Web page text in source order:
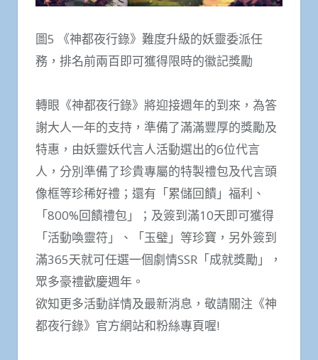
圖5 《神都夜行錄》難度升級的妖靈委派任
務，排名前兩百即可獲得限時的徽記獎勵
轉眼《神都夜行錄》將迎接週年的到來，為答
謝大人一年的支持，準備了滿滿豐厚的獎勵及
特惠，由妖靈妖代言人活動選出的6位代言
人，分別準備了珍貴專屬的特製禮包及代言頭
像框等珍稀好禮；還有「累儲回饋」福利、
「800%回饋禮包」；及簽到滿10天即可獲得
「活動喚靈符」、「玉璧」等珍寶，另外簽到
滿365天就可任選一個劇情SSR「成就獎勵」，
眾多豪禮歡慶週年。
欲知更多活動詳情及最新消息，敬請關注《神
都夜行錄》官方網站和粉絲專頁喔!